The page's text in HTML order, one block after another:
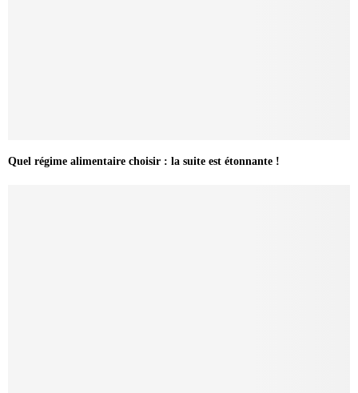
Quel régime alimentaire choisir : la suite est étonnante !